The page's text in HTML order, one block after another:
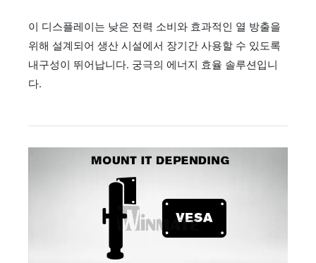
이 디스플레이는 낮은 전력 소비와 효과적인 열 방출을
위해 설계되어 생산 시설에서 장기간 사용할 수 있도록
내구성이 뛰어납니다. 궁극의 에너지 효율 솔루션입니
다.